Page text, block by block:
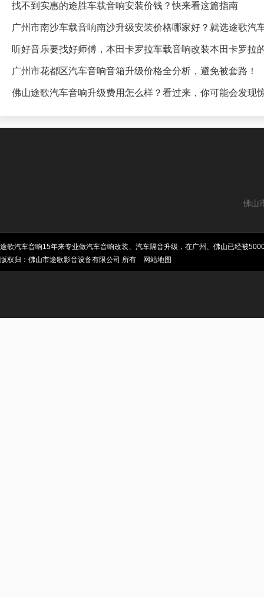
找不到实惠的途胜车载音响安装价钱？快来看这篇指南
广州市南沙车载音响南沙升级安装价格哪家好？就选途歌汽
听好音乐要找好师傅，本田卡罗拉车载音响改装本田卡罗拉
广州市花都区汽车音响音箱升级价格全分析，避免被套路！
佛山途歌汽车音响升级费用怎么样？看过来，你可能会发现
佛山
途歌汽车音响15年来专业做汽车音响改装、汽车隔音升级，在广州、佛山已经被
版权归：佛山市途歌影音设备有限公司 所有
网站地图